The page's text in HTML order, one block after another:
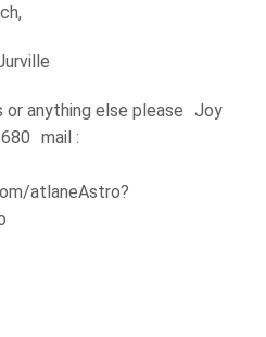
or anything else please Joy
mail :
atlaneAstro?